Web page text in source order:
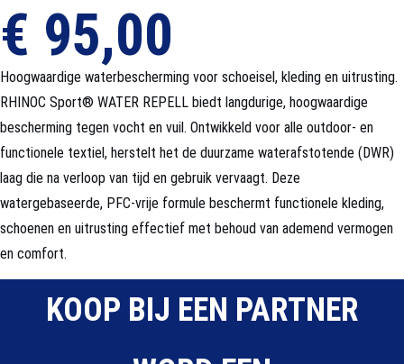
€ 95,00
Hoogwaardige waterbescherming voor schoeisel, kleding en uitrusting.
RHINOC Sport® WATER REPELL biedt langdurige, hoogwaardige
bescherming tegen vocht en vuil. Ontwikkeld voor alle outdoor- en
functionele textiel, herstelt het de duurzame waterafstotende (DWR)
laag die na verloop van tijd en gebruik vervaagt. Deze
watergebaseerde, PFC-vrije formule beschermt functionele kleding,
schoenen en uitrusting effectief met behoud van ademend vermogen
en comfort.
KOOP BIJ EEN PARTNER